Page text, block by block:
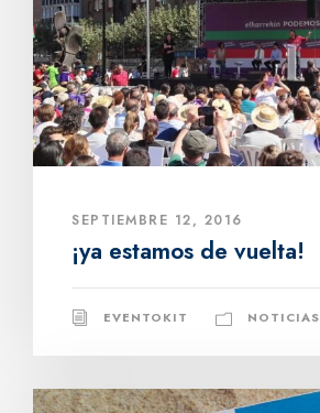
SEPTIEMBRE 12, 2016
¡ya estamos de vuelta!
EVENTOKIT NOTICIAS